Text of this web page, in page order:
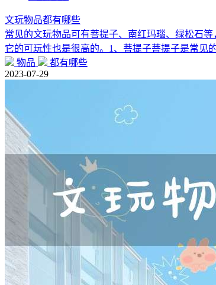
文玩物品都有哪些
常见的文玩物品可有菩提子、南红玛瑙、绿松石
它的可玩性也是很高的。1、菩提子菩提子是常见
物品
都有哪些
2023-07-29